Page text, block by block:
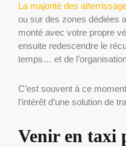
La majorité des
ou sur des zones dédiées
monté avec votre propre
ensuite redescendre le
temps… et de
C’est souvent à ce
l’intérêt d’une solution de
Venir en taxi